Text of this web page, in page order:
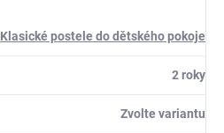
Klasické postele do dětského pokoje
2 roky
Zvolte variantu